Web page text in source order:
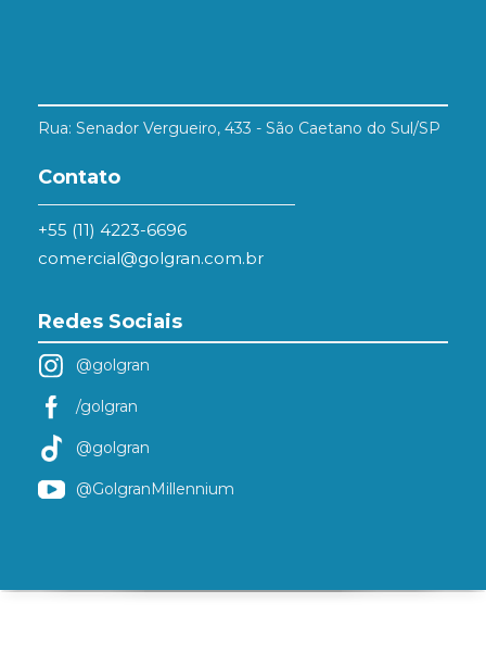
Rua: Senador Vergueiro, 433 - São Caetano do Sul/SP
Contato
+55 (11) 4223-6696
comercial@golgran.com.br
Redes Sociais
@golgran
/golgran
@golgran
@GolgranMillennium